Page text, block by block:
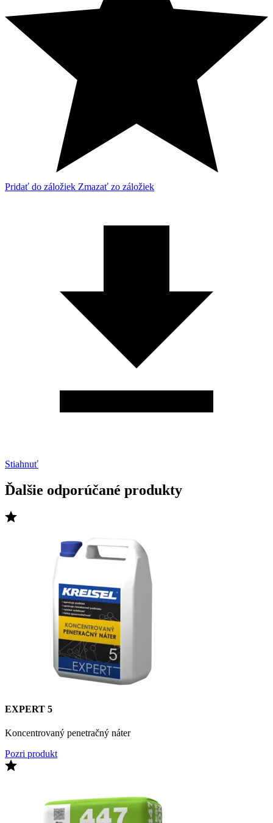
Pridať do záložiek Zmazať zo záložiek
Stiahnuť
Ďalšie odporúčané produkty
EXPERT 5
Koncentrovaný penetračný náter
Pozri produkt